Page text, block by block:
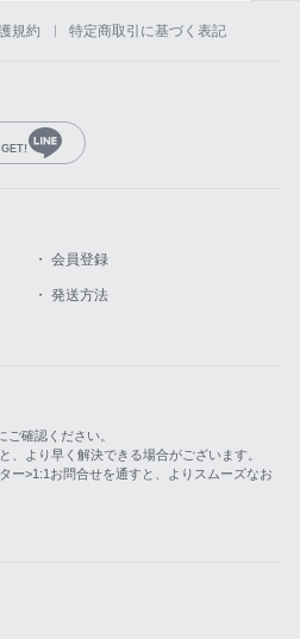
規約 特定商取引に基づく表記
・ 会員登録
・ 発送方法
確認ください。
より早く解決できる場合がございます。
ー>1:1お問合せを通すと、よりスムーズなお